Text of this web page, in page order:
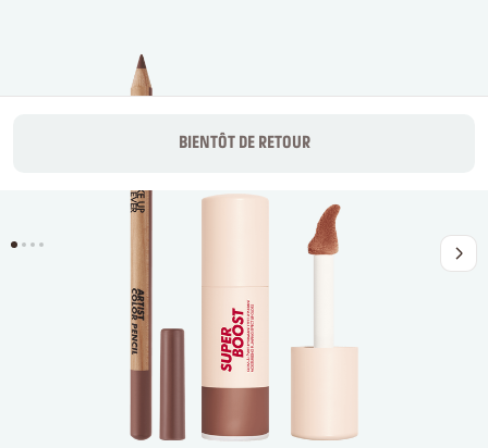
YEUX
La marque
Se connecter ou s’inscrire
France (€)
BIENTÔT DE RETOUR